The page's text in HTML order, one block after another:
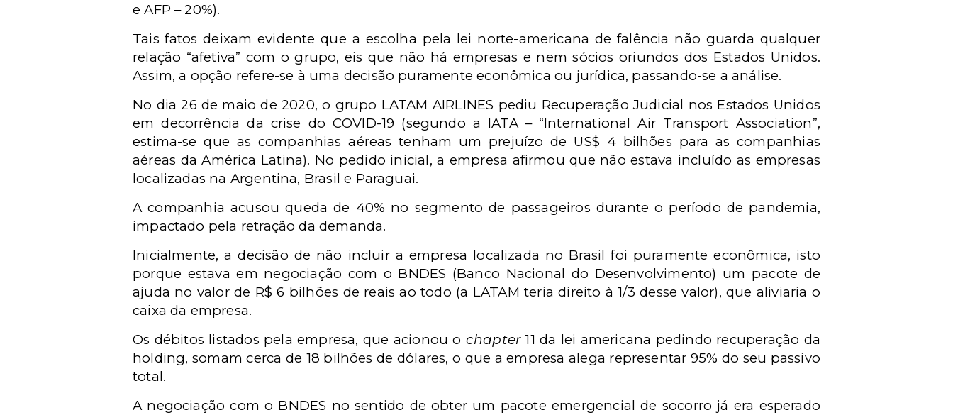
e AFP – 20%).
Tais fatos deixam evidente que a escolha pela lei norte-americana de falência não guarda qualquer
relação “afetiva” com o grupo, eis que não há empresas e nem sócios oriundos dos Estados Unidos.
Assim, a opção refere-se à uma decisão puramente econômica ou jurídica, passando-se a análise.
No dia 26 de maio de 2020, o grupo LATAM AIRLINES pediu Recuperação Judicial nos Estados Unidos
em decorrência da crise do COVID-19 (segundo a IATA – “International Air Transport Association”,
estima-se que as companhias aéreas tenham um prejuízo de US$ 4 bilhões para as companhias
aéreas da América Latina). No pedido inicial, a empresa afirmou que não estava incluído as empresas
localizadas na Argentina, Brasil e Paraguai.
A companhia acusou queda de 40% no segmento de passageiros durante o período de pandemia,
impactado pela retração da demanda.
Inicialmente, a decisão de não incluir a empresa localizada no Brasil foi puramente econômica, isto
porque estava em negociação com o BNDES (Banco Nacional do Desenvolvimento) um pacote de
ajuda no valor de R$ 6 bilhões de reais ao todo (a LATAM teria direito à 1/3 desse valor), que aliviaria o
caixa da empresa.
Os débitos listados pela empresa, que acionou o chapter11 da lei americana pedindo recuperação da
holding, somam cerca de 18 bilhões de dólares, o que a empresa alega representar 95% do seu passivo
total.
A negociação com o BNDES no sentido de obter um pacote emergencial de socorro já era esperado